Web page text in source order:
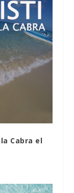
Cabra el